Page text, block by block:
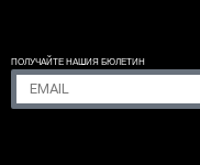
ПОЛУЧАЙТЕ НАШИЯ БЮЛЕТИН